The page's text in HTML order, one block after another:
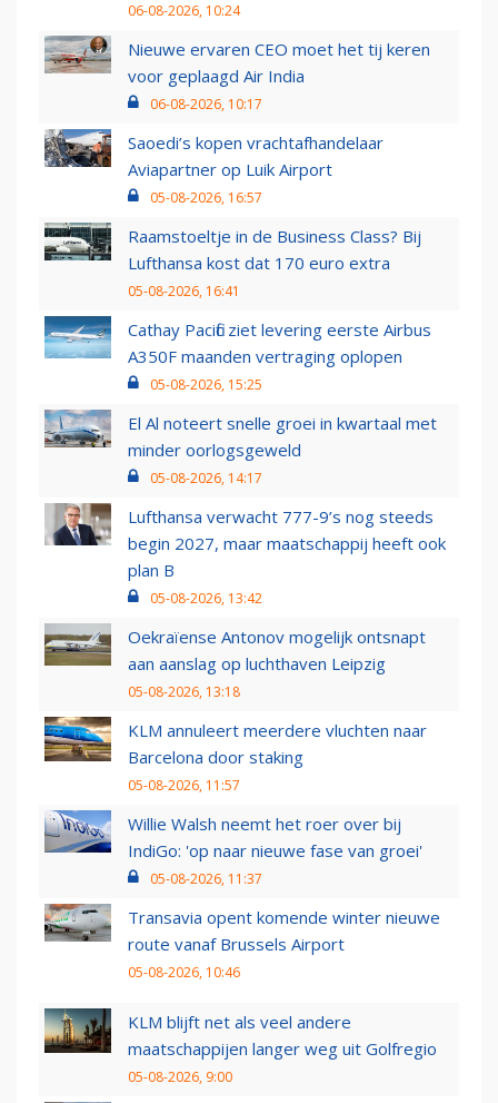
06-08-2026, 10:24
Nieuwe ervaren CEO moet het tij keren
voor geplaagd Air India
06-08-2026, 10:17
Saoedi’s kopen vrachtafhandelaar
Aviapartner op Luik Airport
05-08-2026, 16:57
Raamstoeltje in de Business Class? Bij
Lufthansa kost dat 170 euro extra
05-08-2026, 16:41
Cathay Pacific ziet levering eerste Airbus
A350F maanden vertraging oplopen
05-08-2026, 15:25
El Al noteert snelle groei in kwartaal met
minder oorlogsgeweld
05-08-2026, 14:17
Lufthansa verwacht 777-9’s nog steeds
begin 2027, maar maatschappij heeft ook
plan B
05-08-2026, 13:42
Oekraïense Antonov mogelijk ontsnapt
aan aanslag op luchthaven Leipzig
05-08-2026, 13:18
KLM annuleert meerdere vluchten naar
Barcelona door staking
05-08-2026, 11:57
Willie Walsh neemt het roer over bij
IndiGo: 'op naar nieuwe fase van groei'
05-08-2026, 11:37
Transavia opent komende winter nieuwe
route vanaf Brussels Airport
05-08-2026, 10:46
KLM blijft net als veel andere
maatschappijen langer weg uit Golfregio
05-08-2026, 9:00